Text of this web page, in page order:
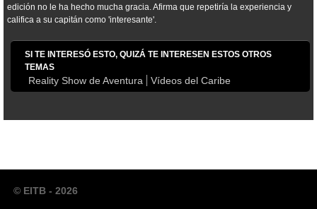
edición no le ha hecho mucha gracia. Afirma que repetiría la experiencia y
califica a su capitán como 'interesante'.
SI TE INTERESÓ ESTO, QUIZÁ TE INTERESEN ESTOS OTROS
TEMAS
Reality Show de Aventura Vídeos del Caribe
© EITB - 2026